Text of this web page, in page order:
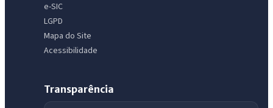
e-SIC
LGPD
Mapa do Site
Acessibilidade
Transparência